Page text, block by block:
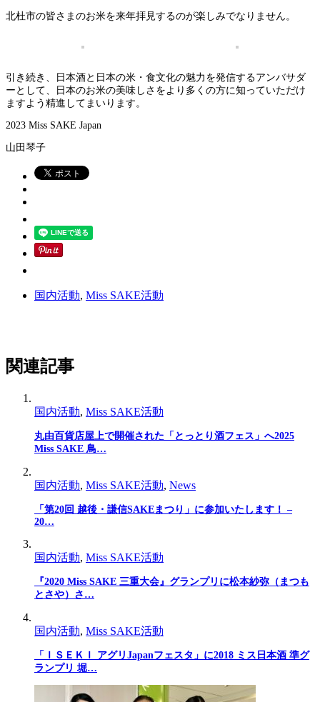
北杜市の皆さまのお米を来年拝見するのが楽しみでなりません。
引き続き、日本酒と日本の米・食文化の魅力を発信するアンバサダ
ーとして、日本のお米の美味しさをより多くの方に知っていただけ
ますよう精進してまいります。
2023 Miss SAKE Japan
山田琴子
国内活動, Miss SAKE活動
関連記事
国内活動, Miss SAKE活動
丸由百貨店屋上で開催された「とっとり酒フェス」へ2025
Miss SAKE 鳥…
国内活動, Miss SAKE活動, News
「第20回 越後・謙信SAKEまつり」に参加いたします！ –
20…
国内活動, Miss SAKE活動
『2020 Miss SAKE 三重大会』グランプリに松本紗弥（まつも
とさや）さ…
国内活動, Miss SAKE活動
「ＩＳＥＫＩ アグリJapanフェスタ」に2018 ミス日本酒 準グ
ランプリ 堀…